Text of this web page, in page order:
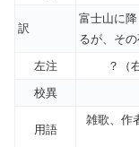
訳
富士山に
るが、そ
左注
？（
校異
用語
雑歌、作